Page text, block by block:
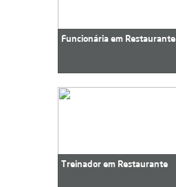
Funcionária em Restaurante
Treinador em Restaurante